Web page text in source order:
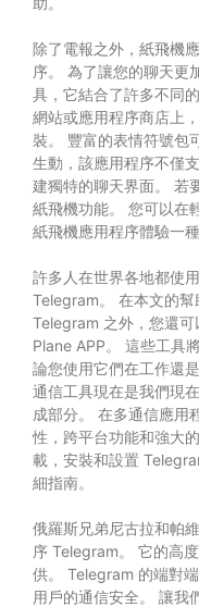
除了電報之外，紙飛機
序。 為了讓您的聊天更
具，它結合了許多不同
網站或應用程序商店上
裝。 豐富的表情符號包
生動，該應用程序不僅
建獨特的聊天界面。 若
紙飛機功能。 您可以在
紙飛機應用程序體驗一
許多人在世界各地都使
Telegram。 在本文的
Telegram 之外，您還
Plane APP。 這些工具
論您使用它們在工作還
通信工具現在是我們現
成部分。 在多通信應用
性，跨平台功能和強大
載，安裝和設置
細指南。
俄羅斯兄弟尼古拉和帕
序 Telegram。 它的高
供。 Telegram 的端對
用戶的通信安全。 讓我